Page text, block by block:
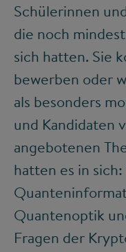
Schülerinnen
die noch
sich hatten. Sie
bewerben oder
als besonders
und Kandidaten
angebotenen
hatten es in
Quantenoptik
Fragen der